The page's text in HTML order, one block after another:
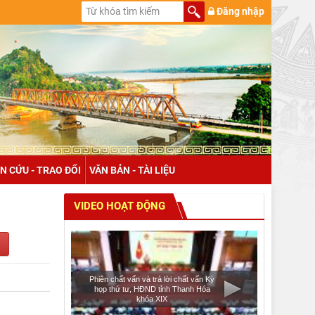
Đăng nhập
CỨU - TRAO ĐỔI VĂN BẢN - TÀI LIỆU
VIDEO HOẠT ĐỘNG
Phiên chất vấn và trả lời chất vấn Kỳ
họp thứ tư, HĐND tỉnh Thanh Hóa
khóa XIX